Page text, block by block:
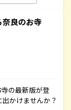
良のお寺
の最新版が登
かけませんか？